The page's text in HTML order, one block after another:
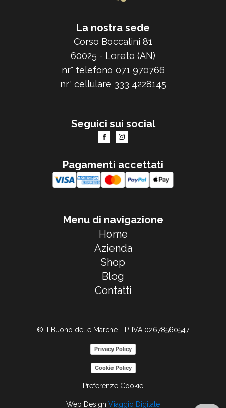
La nostra sede
Corso Boccalini 81
60025 - Loreto (AN)
nr° telefono 071 970766
nr° cellulare 333 4228145
Seguici sui social
Pagamenti accettati
Menu di navigazione
Home
Azienda
Shop
Blog
Contatti
© Il Buono delle Marche - P. IVA 02678560547
Privacy Policy
Cookie Policy
Preferenze Cookie
Web Design Viaggio Digitale